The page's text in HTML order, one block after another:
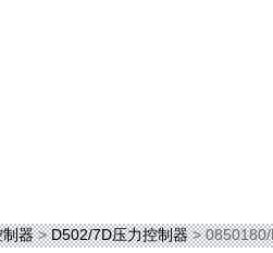
制器>D502/7D压力控制器> 0850180/